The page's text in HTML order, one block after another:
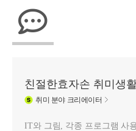
친절한효자손 취미생
취미 분야 크리에이터
IT와 그림, 각종 프로그램 사